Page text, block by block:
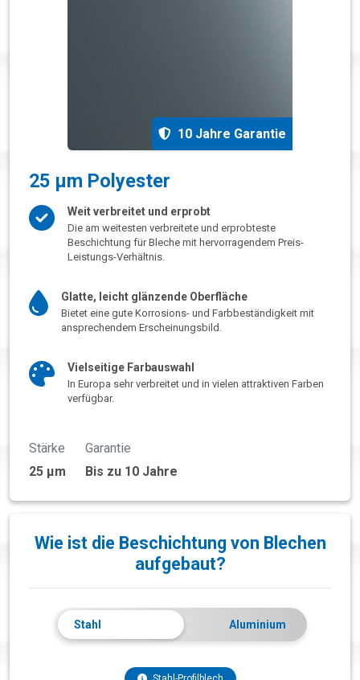
10 Jahre Garantie
25 µm Polyester
Weit verbreitet und erprobt
Die am weitesten verbreitete und erprobteste
Beschichtung für Bleche mit hervorragendem Preis-
Leistungs-Verhältnis.
Glatte, leicht glänzende Oberfläche
Bietet eine gute Korrosions- und Farbbeständigkeit mit
ansprechendem Erscheinungsbild.
Vielseitige Farbauswahl
In Europa sehr verbreitet und in vielen attraktiven Farben
verfügbar.
Stärke
25 µm
Garantie
Bis zu 10 Jahre
Wie ist die Beschichtung von Blechen
aufgebaut?
Stahl Aluminium